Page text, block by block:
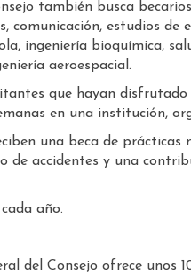
también busca
comunicación, estudios de
ingeniería bioquímica,
aeroespacial.
que hayan
en una institución,
una beca de prácticas
de accidentes y una
año.
del Consejo ofrece unos